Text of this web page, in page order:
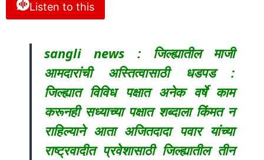
Listen to this
sangli news : जिल्ह्यातील माजी
आमदारांची अस्तित्वासाठी धडपड :
जिल्ह्यात विविध पक्षात अनेक वर्षे काम
करूनही सध्याच्या पक्षात शब्दाला किंमत न
राहिल्याने आता अजितदादा पवार यांच्या
राष्ट्रवादीत प्रवेशासाठी जिल्ह्यातील तीन